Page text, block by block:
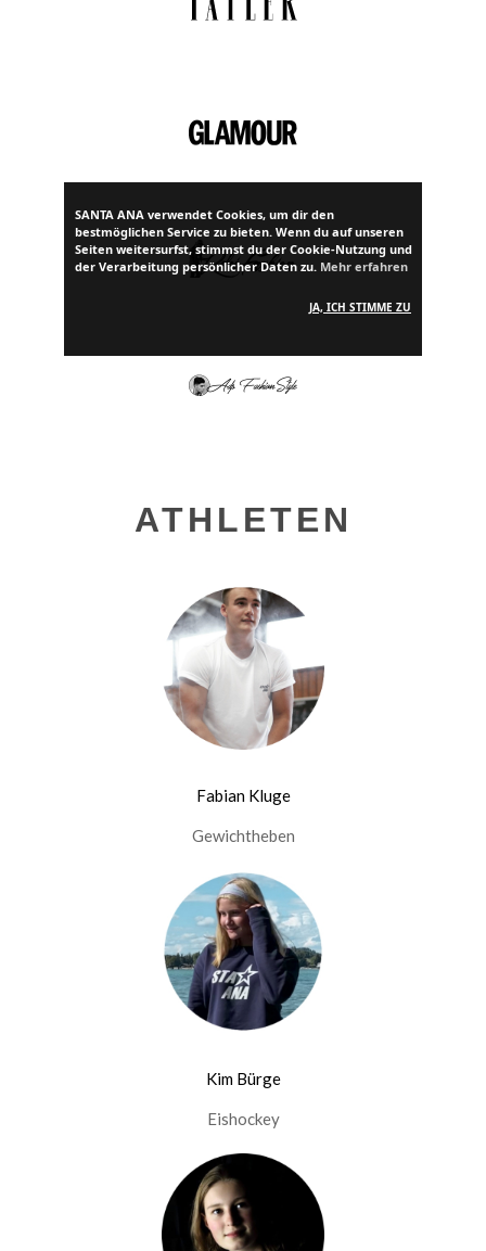
ATHLETEN
Fabian Kluge
Gewichtheben
Kim Bürge
Eishockey
SANTA ANA verwendet Cookies, um dir den
bestmöglichen Service zu bieten. Wenn du auf unseren
Seiten weitersurfst, stimmst du der Cookie-Nutzung und
der Verarbeitung persönlicher Daten zu. Mehr erfahren
JA, ICH STIMME ZU